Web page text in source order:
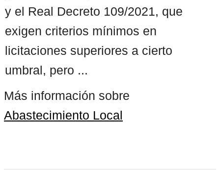
y el Real Decreto 109/2021, que
exigen criterios mínimos en
licitaciones superiores a cierto
umbral, pero ...
Más información sobre
Abastecimiento Local